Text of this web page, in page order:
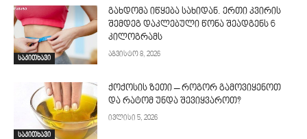
საკითხავი
გახდომა იწყება სახიდან. ერთი კვირის
შემდეგ დაკლებული წონა შეადგენს 6
კილოგრამს
აგვისტო 8, 2026
საკითხავი
ქოქოსის ზეთი – როგორ გამოვიყენოთ
და რატომ უნდა შევიყვაროთ?
ივლისი 5, 2026